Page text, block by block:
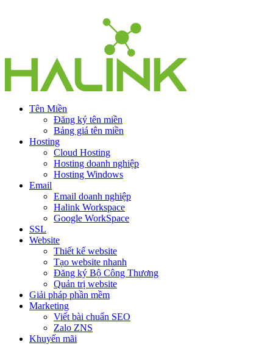
Tên Miền
Đăng ký tên miền
Bảng giá tên miền
Hosting
Cloud Hosting
Hosting doanh nghiệp
Hosting Windows
Email
Email doanh nghiệp
Halink Workspace
Google WorkSpace
SSL
Website
Thiết kế website
Tạo website nhanh
Đăng ký Bộ Công Thương
Quản trị website
Giải pháp phần mềm
Marketing
Viết bài chuẩn SEO
Zalo ZNS
Khuyến mãi